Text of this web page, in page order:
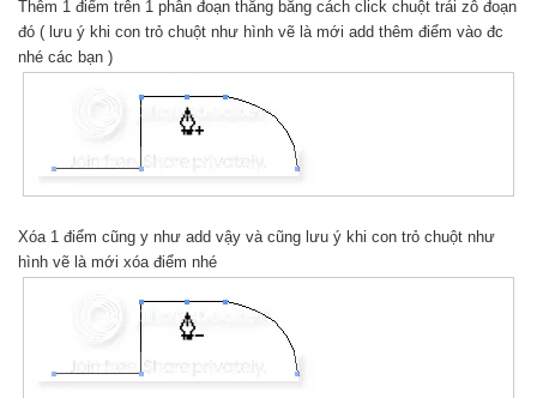
Thêm 1 điểm trên 1 phân đoạn thẳng bằng cách click chuột trái zô đoạn
đó ( lưu ý khi con trỏ chuột như hình vẽ là mới add thêm điểm vào đc
nhé các bạn )
Xóa 1 điểm cũng y như add vậy và cũng lưu ý khi con trỏ chuột như
hình vẽ là mới xóa điểm nhé